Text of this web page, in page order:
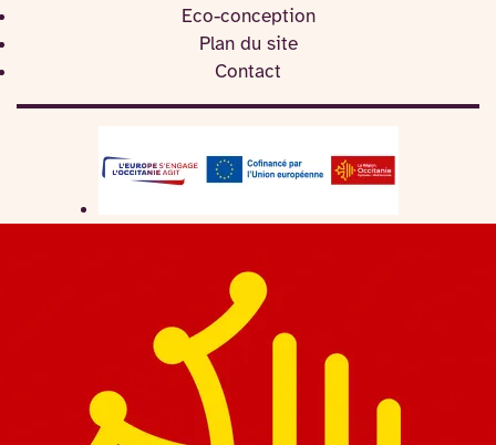
Eco-conception
Plan du site
Contact